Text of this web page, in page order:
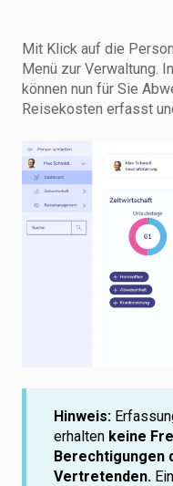
Mit Klick auf die
Menü zur Verwaltung.
können nun für Sie
Reisekosten erfasst
Hinweis:
erhalten keine
Berechtigungen
Vertretenden.